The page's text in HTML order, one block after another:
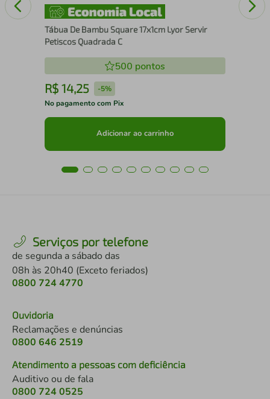
Tábua De Bambu Square 17x1cm Lyor Servir
Petiscos Quadrada C
500 pontos
R$ 14,25 -5%
No pagamento com Pix
Adicionar ao carrinho
Serviços por telefone
de segunda a sábado das
08h às 20h40 (Exceto feriados)
0800 724 4770
Ouvidoria
Reclamações e denúncias
0800 646 2519
Atendimento a pessoas com deficiência
Auditivo ou de fala
0800 724 0525